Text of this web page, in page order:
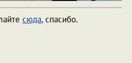
сюда, спасибо.